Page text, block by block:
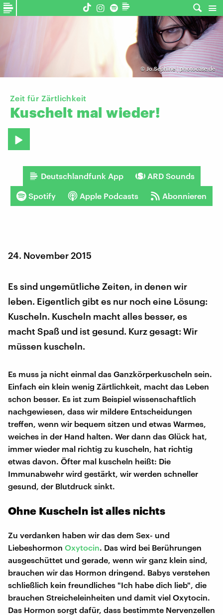
© Jo.Sephine | photocase.de
Zeit für Zärtlichkeit
Kuschelt mal wieder!
Deutschlandfunk App ARD Sounds
Spotify Apple Podcasts Abonnieren
24. November 2015
Es sind ungemütliche Zeiten, in denen wir
leben. Eigentlich gibt es nur noch eine Lösung:
Kuscheln. Kuscheln macht alles besser, es
macht Spaß und ist gesund. Kurz gesagt: Wir
müssen kuscheln.
Es muss ja nicht einmal das Ganzkörperkuscheln sein.
Einfach ein klein wenig Zärtlichkeit, macht das Leben
schon besser. Es ist zum Beispiel wissenschaftlich
nachgewiesen, dass wir mildere Entscheidungen
treffen, wenn wir bequem sitzen und etwas Warmes,
weiches in der Hand halten. Wer dann das Glück hat,
immer wieder mal richtig zu kuscheln, hat richtig
etwas davon. Öfter mal kuscheln heißt: Die
Immunabwehr wird gestärkt, wir werden schneller
gesund, der Blutdruck sinkt.
Ohne Kuscheln ist alles nichts
Zu verdanken haben wir das dem Sex- und
Liebeshormon Oxytocin. Das wird bei Berührungen
ausgeschüttet und gerade, wenn wir ganz klein sind,
brauchen wir das Hormon dringend. Babys verstehen
schließlich kein freundliches "Ich habe dich lieb", die
brauchen Streicheleinheiten und damit viel Oxytocin.
Das Hormon sorgt dafür, dass bestimmte Nervenzellen